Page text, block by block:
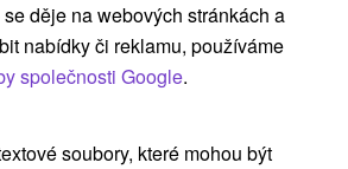
a výběr pobytu
vyřazeno z naší nabídky!
děje na webových stránkách a
nabídky či reklamu, používáme
společnosti Google.
soubory, které mohou být